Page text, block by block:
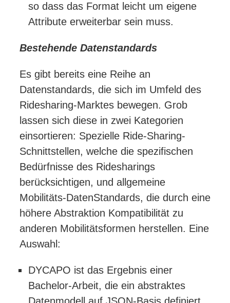
so dass das Format leicht um eigene
Attribute erweiterbar sein muss.
Bestehende Datenstandards
Es gibt bereits eine Reihe an
Datenstandards, die sich im Umfeld des
Ridesharing-Marktes bewegen. Grob
lassen sich diese in zwei Kategorien
einsortieren: Spezielle Ride-Sharing-
Schnittstellen, welche die spezifischen
Bedürfnisse des Ridesharings
berücksichtigen, und allgemeine
Mobilitäts-DatenStandards, die durch eine
höhere Abstraktion Kompatibilität zu
anderen Mobilitätsformen herstellen. Eine
Auswahl:
DYCAPO ist das Ergebnis einer
Bachelor-Arbeit, die ein abstraktes